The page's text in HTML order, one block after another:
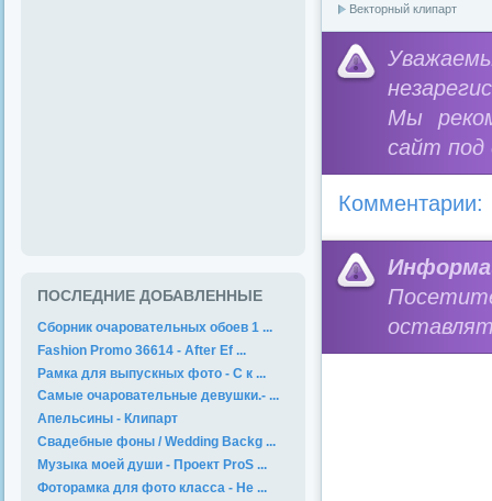
Векторный клипарт
Мы
сайт под
Комментарии:
ПОСЛЕДНИЕ ДОБАВЛЕННЫЕ
Сборник очаровательных обоев 1 ...
Fashion Promo 36614 - After Ef ...
Рамка для выпускных фото - С к ...
Самые очаровательные девушки.- ...
Апельсины - Клипарт
Свадебные фоны / Wedding Backg ...
Музыка моей души - Проект ProS ...
Фоторамка для фото класса - Не ...